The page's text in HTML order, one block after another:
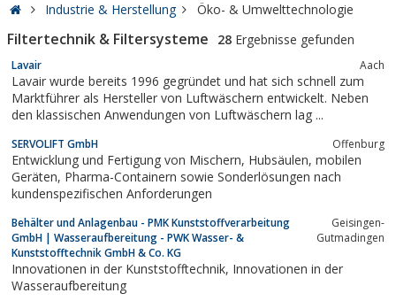
Industrie & Herstellung Öko- & Umwelttechnologie
Filtertechnik & Filtersysteme 28 Ergebnisse gefunden
Lavair Aach
Lavair wurde bereits 1996 gegründet und hat sich schnell zum
Marktführer als Hersteller von Luftwäschern entwickelt. Neben
den klassischen Anwendungen von Luftwäschern lag ...
SERVOLIFT GmbH Offenburg
Entwicklung und Fertigung von Mischern, Hubsäulen, mobilen
Geräten, Pharma-Containern sowie Sonderlösungen nach
kundenspezifischen Anforderungen
Behälter und Anlagenbau - PMK Kunststoffverarbeitung
GmbH | Wasseraufbereitung - PWK Wasser- &
Kunststofftechnik GmbH & Co. KG
Geisingen-
Gutmadingen
Innovationen in der Kunststofftechnik, Innovationen in der
Wasseraufbereitung